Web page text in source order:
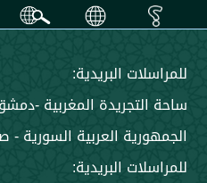
البريدية:
المغربية -دمشق
العربية السورية - صندوق بريد 2254
البريدية: